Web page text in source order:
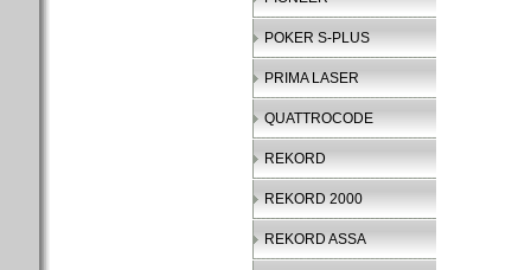
POKER S-PLUS
PRIMA LASER
QUATTROCODE
REKORD
REKORD 2000
REKORD ASSA